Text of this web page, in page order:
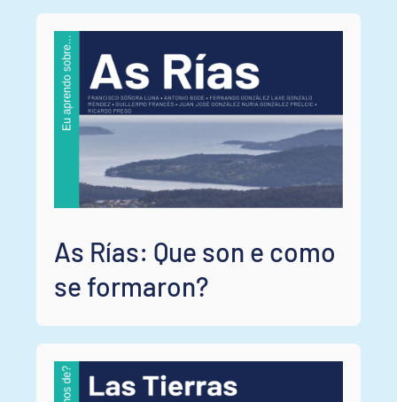
As Rías: Que son e como
se formaron?